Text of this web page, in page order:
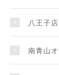
八王子店
南青山